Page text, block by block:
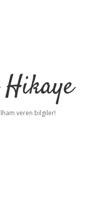
Hikaye
veren bilgiler!